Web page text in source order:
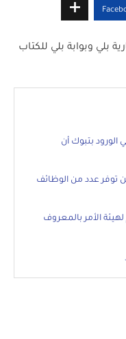
بلي وبوابة بلي للكتاب
الورود بتبوك أن
توفر عدد من الوظائف
الأمر بالمعروف